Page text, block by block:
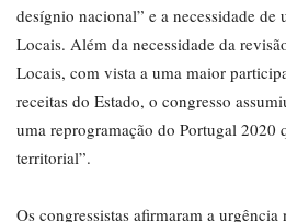
desígnio nacional” e a necessidade de
Locais. Além da necessidade da
Locais, com vista a uma maior
receitas do Estado, o congresso
uma reprogramação do Portugal 2020
territorial”.
Os congressistas afirmaram a urgência